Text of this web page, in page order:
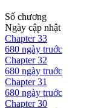
Số chương
Ngày cập nhật
Chapter33
680 ngày truớc
Chapter32
680 ngày truớc
Chapter31
680 ngày truớc
Chapter30